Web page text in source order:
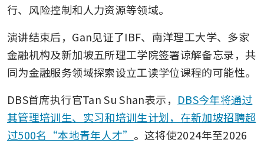
行、风险控制和人力资源等领域。
演讲结束后，Gan见证了IBF、南洋理工大学、多家
金融机构及新加坡五所理工学院签署谅解备忘录，共
同为金融服务领域探索设立工读学位课程的可能性。
DBS首席执行官Tan Su Shan表示， DBS今年将通过
其管理培训生、实习和培训生计划，在新加坡招聘超
过500名“本地青年人才” 。这将使2024年至2026